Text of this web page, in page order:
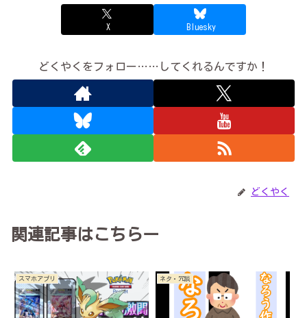
X Bluesky
どくやくをフォロー……してくれるんですか！
どくやく
関連記事はこちらー
スマホアプリ ネタ・冗談